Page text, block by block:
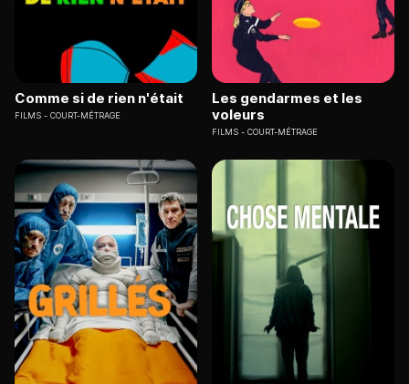
Comme si de rien n'était
FILMS COURT-MÉTRAGE
Les gendarmes et les
voleurs
FILMS COURT-MÉTRAGE